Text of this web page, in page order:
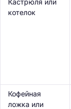
котелок
Кофейная
ложка или